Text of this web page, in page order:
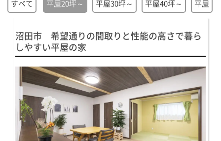
すべて 平屋20坪～ 平屋30坪～ 平屋40坪～ 平屋
沼田市 希望通りの間取りと性能の高さで暮ら
しやすい平屋の家